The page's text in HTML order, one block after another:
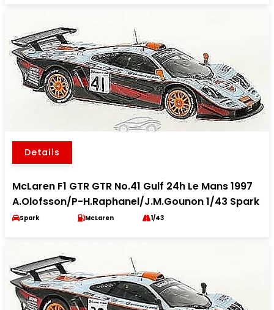
Details
McLaren F1 GTR GTR No.41 Gulf 24h Le Mans 1997
A.Olofsson/P-H.Raphanel/J.M.Gounon 1/43 Spark
Spark McLaren 1/43